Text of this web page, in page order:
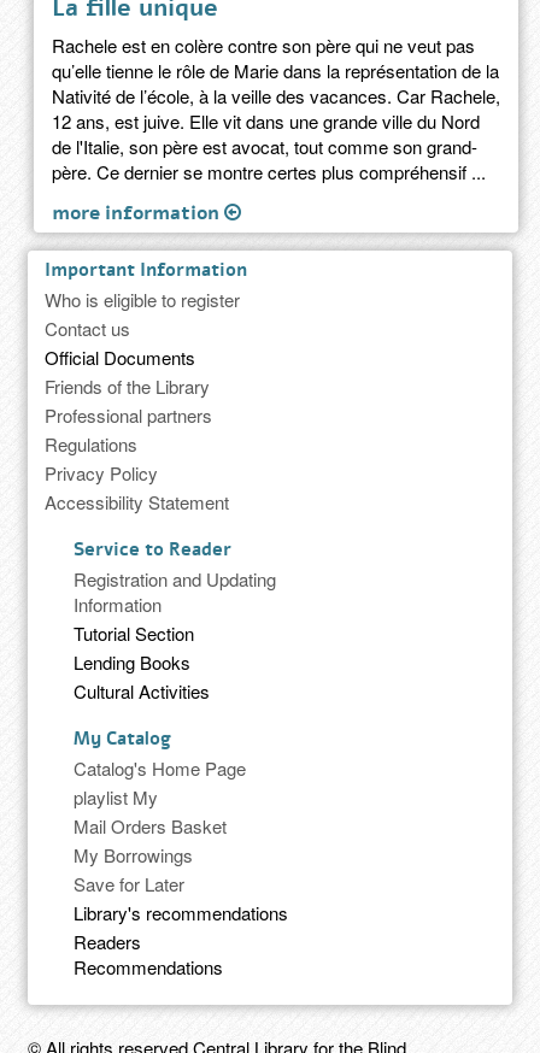
La fille unique
Rachele est en colère contre son père qui ne veut pas
qu’elle tienne le rôle de Marie dans la représentation de la
Nativité de l’école, à la veille des vacances. Car Rachele,
12 ans, est juive. Elle vit dans une grande ville du Nord
de l'Italie, son père est avocat, tout comme son grand-
père. Ce dernier se montre certes plus compréhensif ...
more information
Important Information
Who is eligible to register
Contact us
Official Documents
Friends of the Library
Professional partners
Regulations
Privacy Policy
Accessibility Statement
Service to Reader
Registration and Updating
Information
Tutorial Section
Lending Books
Cultural Activities
My Catalog
Catalog's Home Page
playlist My
Mail Orders Basket
My Borrowings
Save for Later
Library's recommendations
Readers
Recommendations
© All rights reserved Central Library for the Blind